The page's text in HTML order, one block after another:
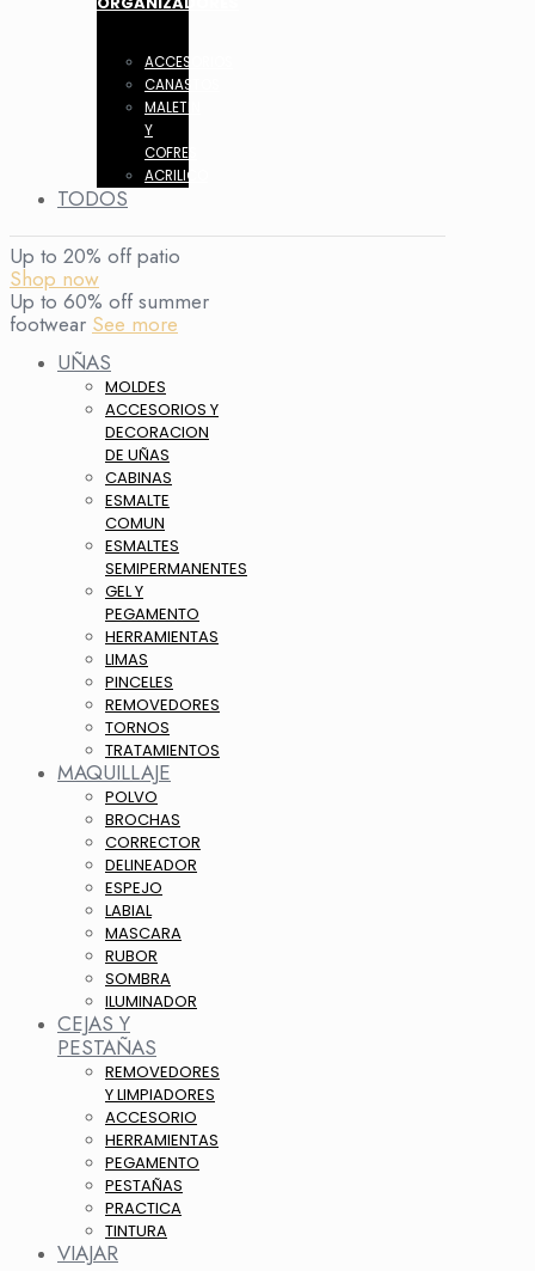
ACCESORIOS
CANASTOS
MALETIN
Y
COFRES
ACRILICO
TODOS
Up to 20% off patio
Shop now
Up to 60% off summer
footwear See more
UÑAS
MOLDES
ACCESORIOS Y
DECORACION
DE UÑAS
CABINAS
ESMALTE
COMUN
ESMALTES
SEMIPERMANENTES
GEL Y
PEGAMENTO
HERRAMIENTAS
LIMAS
PINCELES
REMOVEDORES
TORNOS
TRATAMIENTOS
MAQUILLAJE
POLVO
BROCHAS
CORRECTOR
DELINEADOR
ESPEJO
LABIAL
MASCARA
RUBOR
SOMBRA
ILUMINADOR
CEJAS Y
PESTAÑAS
REMOVEDORES
Y LIMPIADORES
ACCESORIO
HERRAMIENTAS
PEGAMENTO
PESTAÑAS
PRACTICA
TINTURA
VIAJAR